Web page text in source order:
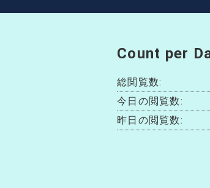
Count per
総閲覧数:
今日の閲覧数:
昨日の閲覧数: